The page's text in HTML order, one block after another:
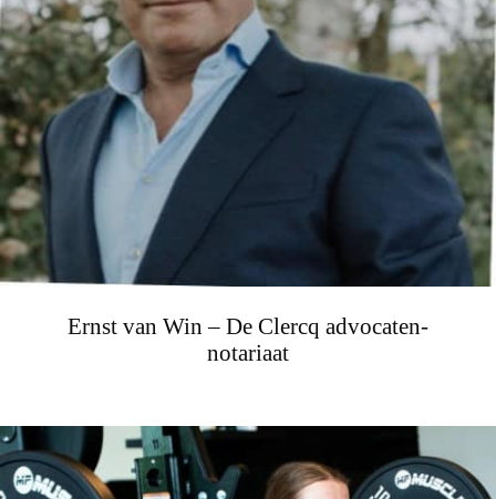
Ernst van Win – De Clercq advocaten-
notariaat